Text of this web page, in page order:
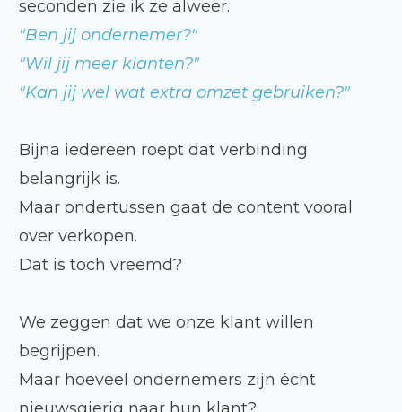
seconden zie ik ze alweer.
"Ben jij ondernemer?"
"Wil jij meer klanten?"
"Kan jij wel wat extra omzet gebruiken?"
Bijna iedereen roept dat verbinding
belangrijk is.
Maar ondertussen gaat de content vooral
over verkopen.
Dat is toch vreemd?
We zeggen dat we onze klant willen
begrijpen.
Maar hoeveel ondernemers zijn écht